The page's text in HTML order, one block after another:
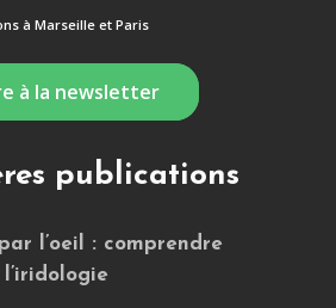
à Marseille et Paris
à la newsletter
publications
l’oeil : comprendre